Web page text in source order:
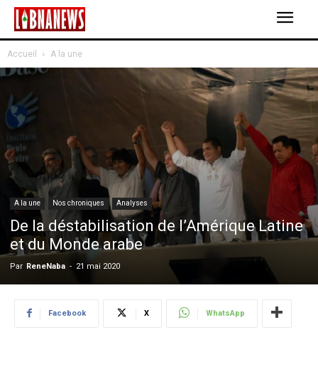
Accueil A la une
A la une Nos chroniques Analyses
De la déstabilisation de l’Amérique Latine
et du Monde arabe
Par ReneNaba - 21 mai 2020
Facebook X WhatsApp